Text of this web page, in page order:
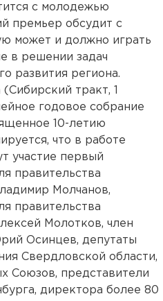
с молодежью
премьер обсудит с
может и должно играть
в решении задач
развития региона.
тракт, 1
годовое собрание
10-летию
что в работе
участие первый
правительства
Молчанов,
правительства
Молотков, член
Осинцев, депутаты
Свердловской области,
Союзов, представители
директора более 80